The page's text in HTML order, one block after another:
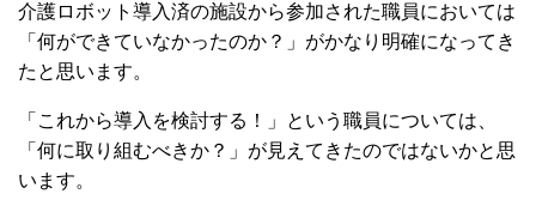
介護ロボット導入済の施設から参加された職員においては
「何ができていなかったのか？」がかなり明確になってき
たと思います。
「これから導入を検討する！」という職員については、
「何に取り組むべきか？」が見えてきたのではないかと思
います。